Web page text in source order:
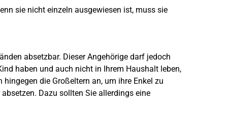
sie nicht einzeln ausgewiesen ist, muss sie
absetzbar. Dieser Angehörige darf jedoch
haben und auch nicht in Ihrem Haushalt leben,
die Großeltern an, um ihre Enkel zu
Dazu sollten Sie allerdings eine